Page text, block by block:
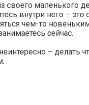
маленького
внутри него – это
чем-то
сейчас.
– делать